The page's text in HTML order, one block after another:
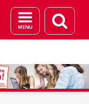
Menu
en